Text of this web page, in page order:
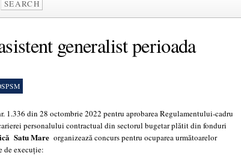
generalist perioada
1.336 din 28 octombrie 2022 pentru aprobarea Regulamentului-cadru
personalului contractual din sectorul bugetar plătit din fonduri
Satu Mare organizează concurs pentru ocuparea următoarelor
de execuție: